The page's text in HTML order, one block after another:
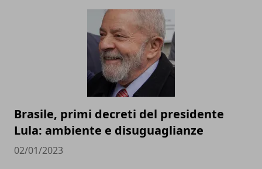
Brasile, primi decreti del presidente
Lula: ambiente e disuguaglianze
02/01/2023